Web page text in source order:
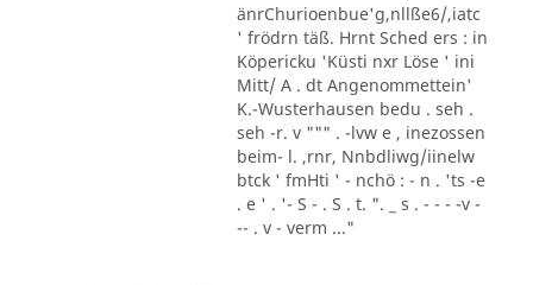
änrChurioenbue'g,nllße6/,iatc
' frödrn täß. Hrnt Sched ers : in
Köpericku 'Küsti nxr Löse ' ini
Mitt/ A . dt Angenommettein'
K.-Wusterhausen bedu . seh .
seh -r. v """ . -lvw e , inezossen
beim- l. ,rnr, Nnbdliwg/iinelw
btck ' fmHti ' - nchö : - n . 'ts -e
. e ' . '- S - . S . t. ". _ s . - - - -v -
-- . v - verm ..."